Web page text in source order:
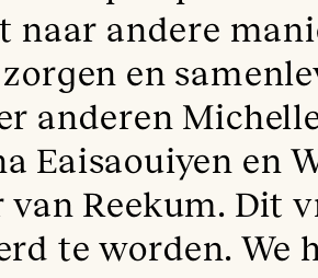
naar andere
en
anderen
Eaisaouiyen en
van Reekum.‍ Dit
te worden. We